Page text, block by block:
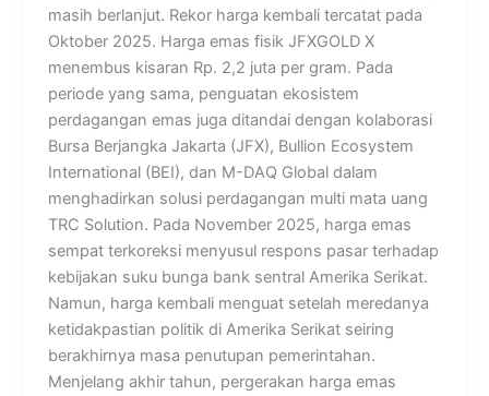
masih berlanjut. Rekor harga kembali tercatat pada
Oktober 2025. Harga emas fisik JFXGOLD X
menembus kisaran Rp. 2,2 juta per gram. Pada
periode yang sama, penguatan ekosistem
perdagangan emas juga ditandai dengan kolaborasi
Bursa Berjangka Jakarta (JFX), Bullion Ecosystem
International (BEI), dan M-DAQ Global dalam
menghadirkan solusi perdagangan multi mata uang
TRC Solution. Pada November 2025, harga emas
sempat terkoreksi menyusul respons pasar terhadap
kebijakan suku bunga bank sentral Amerika Serikat.
Namun, harga kembali menguat setelah meredanya
ketidakpastian politik di Amerika Serikat seiring
berakhirnya masa penutupan pemerintahan.
Menjelang akhir tahun, pergerakan harga emas